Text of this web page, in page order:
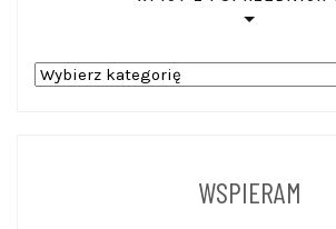
WPISY
WSPIERAM